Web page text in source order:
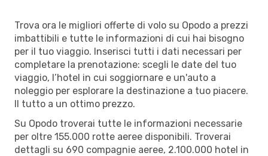
Trova ora le migliori offerte di volo su Opodo a prezzi
imbattibili e tutte le informazioni di cui hai bisogno
per il tuo viaggio. Inserisci tutti i dati necessari per
completare la prenotazione: scegli le date del tuo
viaggio, l’hotel in cui soggiornare e un'auto a
noleggio per esplorare la destinazione a tuo piacere.
Il tutto a un ottimo prezzo.
Su Opodo troverai tutte le informazioni necessarie
per oltre 155.000 rotte aeree disponibili. Troverai
dettagli su 690 compagnie aeree, 2.100.000 hotel in